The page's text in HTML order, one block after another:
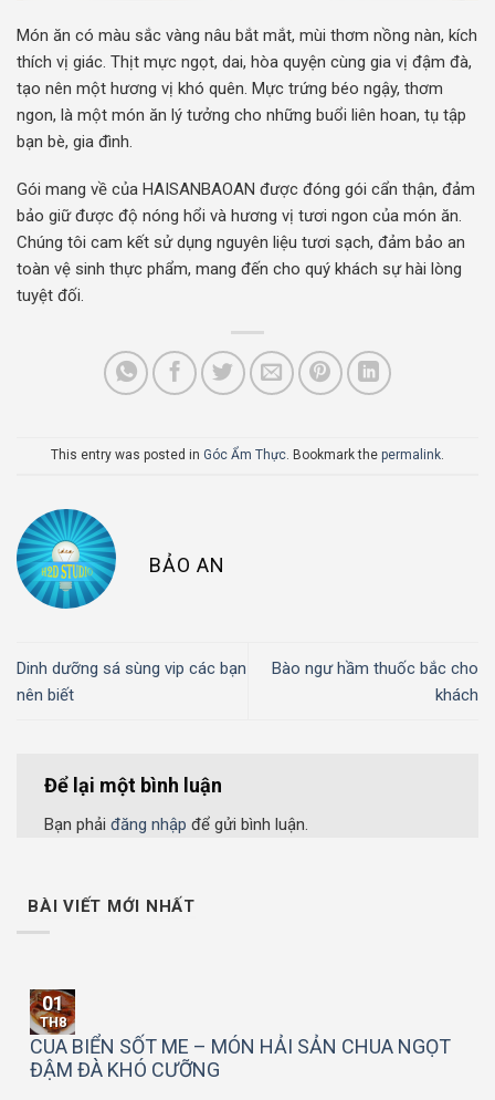
Món ăn có màu sắc vàng nâu bắt mắt, mùi thơm nồng nàn, kích
thích vị giác. Thịt mực ngọt, dai, hòa quyện cùng gia vị đậm đà,
tạo nên một hương vị khó quên. Mực trứng béo ngậy, thơm
ngon, là một món ăn lý tưởng cho những buổi liên hoan, tụ tập
bạn bè, gia đình.
Gói mang về của HAISANBAOAN được đóng gói cẩn thận, đảm
bảo giữ được độ nóng hổi và hương vị tươi ngon của món ăn.
Chúng tôi cam kết sử dụng nguyên liệu tươi sạch, đảm bảo an
toàn vệ sinh thực phẩm, mang đến cho quý khách sự hài lòng
tuyệt đối.
This entry was posted in Góc Ẩm Thực. Bookmark the permalink.
BẢO AN
Dinh dưỡng sá sùng vip các bạn
nên biết
Bào ngư hầm thuốc bắc cho
khách
Để lại một bình luận
Bạn phải đăng nhập để gửi bình luận.
BÀI VIẾT MỚI NHẤT
01
TH8
CUA BIỂN SỐT ME – MÓN HẢI SẢN CHUA NGỌT
ĐẬM ĐÀ KHÓ CƯỠNG